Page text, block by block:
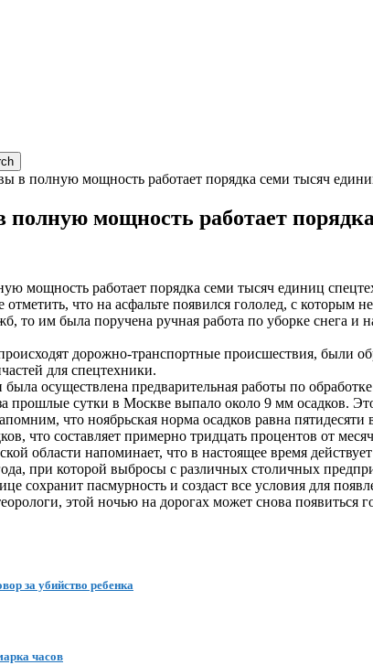
в полную мощность работает порядка семи тысяч
мощность работает
мощность работает порядка семи тысяч единиц
отметить, что на асфальте появился гололед, с которым
то им была поручена ручная работа по уборке снега
дорожно-транспортные происшествия,
для спецтехники.
осуществлена предварительная работы по
прошлые сутки в Москве выпало около 9 мм осадков.
что ноябрьская норма осадков равна
что составляет примерно тридцать процентов от
области напоминает, что в настоящее время
при которой выбросы с различных столичных
сохранит пасмурность и создаст все условия для
этой ночью на дорогах может снова появиться
за убийство ребенка
часов